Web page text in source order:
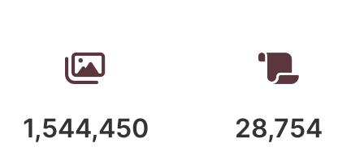
1,544,450 28,754